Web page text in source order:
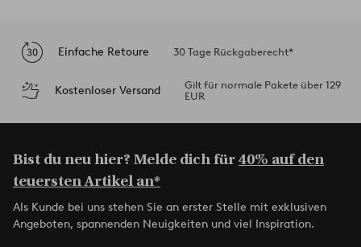
Einfache Retoure 30 Tage Rückgaberecht*
Kostenloser Versand
Gilt für normale Pakete über 129
EUR
Bist du neu hier? Melde dich für40% auf den
teuersten Artikel an*
Als Kunde bei uns stehen Sie an erster Stelle mit exklusiven
Angeboten, spannenden Neuigkeiten und viel Inspiration.